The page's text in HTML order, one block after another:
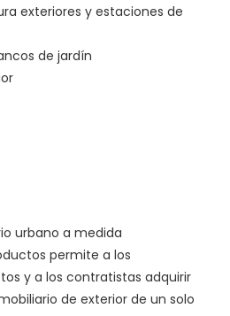
exteriores y estaciones de
de jardín
urbano a medida
permite a los
y a los contratistas adquirir
de exterior de un solo